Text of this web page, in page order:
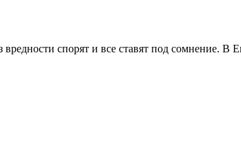
вредности спорят и все ставят под сомнение.